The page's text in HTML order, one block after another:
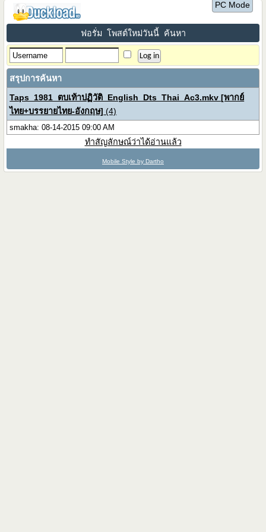
PC Mode
ฟอรั่ม โพสต์ใหม่วันนี้ ค้นหา
สรุปการค้นหา
Taps_1981_ตบเท้าปฏิวัติ_English_Dts_Thai_Ac3.mkv [พากย์
ไทย+บรรยายไทย-อังกฤษ] (4)
smakha: 08-14-2015 09:00 AM
ทำสัญลักษณ์ว่าได้อ่านแล้ว
Mobile Style by Dartho